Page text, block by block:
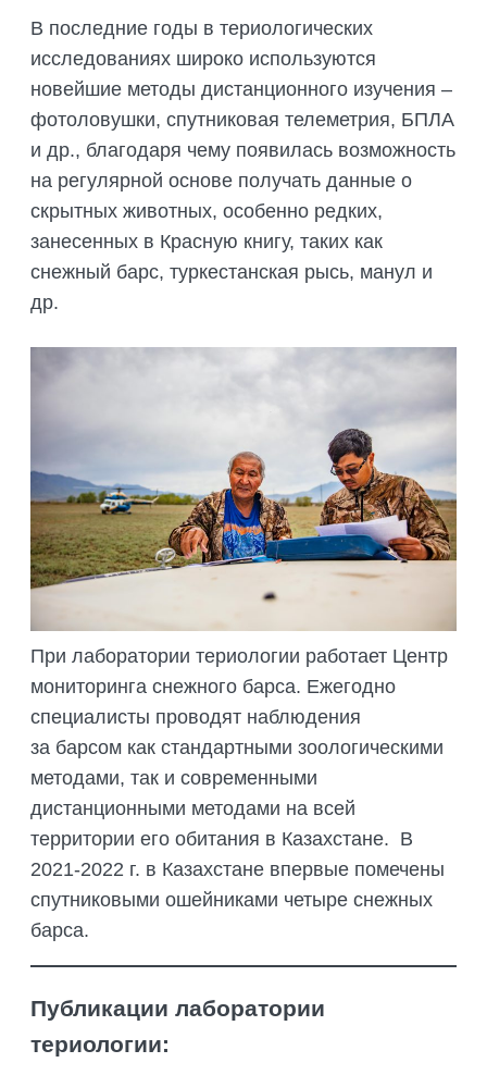
В последние годы в териологических
исследованиях широко используются
новейшие методы дистанционного изучения –
фотоловушки, спутниковая телеметрия, БПЛА
и др., благодаря чему появилась возможность
на регулярной основе получать данные о
скрытных животных, особенно редких,
занесенных в Красную книгу, таких как
снежный барс, туркестанская рысь, манул и
др.
При лаборатории териологии работает Центр
мониторинга снежного барса. Ежегодно
специалисты проводят наблюдения
за барсом как стандартными зоологическими
методами, так и современными
дистанционными методами на всей
территории его обитания в Казахстане. В
2021-2022 г. в Казахстане впервые помечены
спутниковыми ошейниками четыре снежных
барса.
Публикации лаборатории
териологии: